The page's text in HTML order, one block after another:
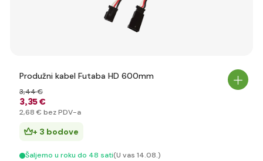
Produžni kabel Futaba HD 600mm
3,35 €
3,44 €
2,68 € bez PDV-a
+ 3 bodove
Šaljemo u roku do 48 sati(U vas 14.08.)